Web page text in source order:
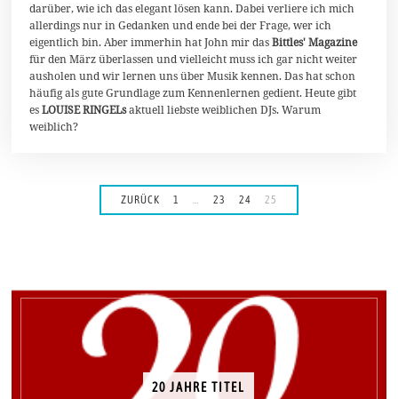
darüber, wie ich das elegant lösen kann. Dabei verliere ich mich
allerdings nur in Gedanken und ende bei der Frage, wer ich
eigentlich bin. Aber immerhin hat John mir dasBittles' Magazine
für den März überlassen und vielleicht muss ich gar nicht weiter
ausholen und wir lernen uns über Musik kennen. Das hat schon
häufig als gute Grundlage zum Kennenlernen gedient. Heute gibt
esLOUISE RINGELsaktuell liebste weiblichen DJs. Warum
weiblich?
ZURÜCK 1 … 23 24 25
20 JAHRE TITEL